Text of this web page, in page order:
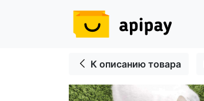
К описанию товара